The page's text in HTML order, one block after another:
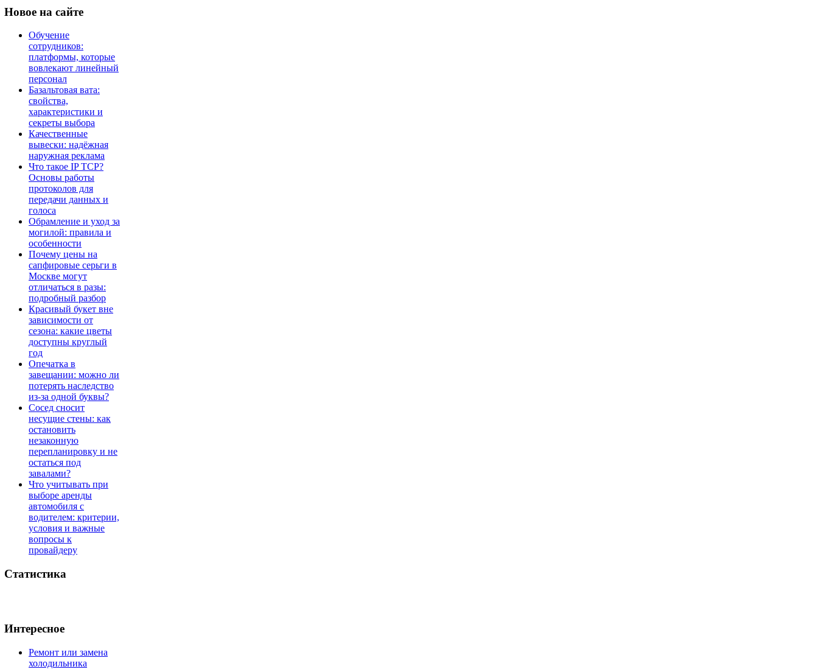
Новое на сайте
Обучение
сотрудников:
платформы, которые
вовлекают линейный
персонал
Базальтовая вата:
свойства,
характеристики и
секреты выбора
Качественные
вывески: надёжная
наружная реклама
Что такое IP TCP?
Основы работы
протоколов для
передачи данных и
голоса
Обрамление и уход за
могилой: правила и
особенности
Почему цены на
сапфировые серьги в
Москве могут
отличаться в разы:
подробный разбор
Красивый букет вне
зависимости от
сезона: какие цветы
доступны круглый
год
Опечатка в
завещании: можно ли
потерять наследство
из-за одной буквы?
Сосед сносит
несущие стены: как
остановить
незаконную
перепланировку и не
остаться под
завалами?
Что учитывать при
выборе аренды
автомобиля с
водителем: критерии,
условия и важные
вопросы к
провайдеру
Статистика
Интересное
Ремонт или замена
холодильника